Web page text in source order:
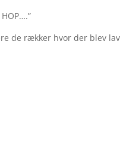
de rækker hvor der blev